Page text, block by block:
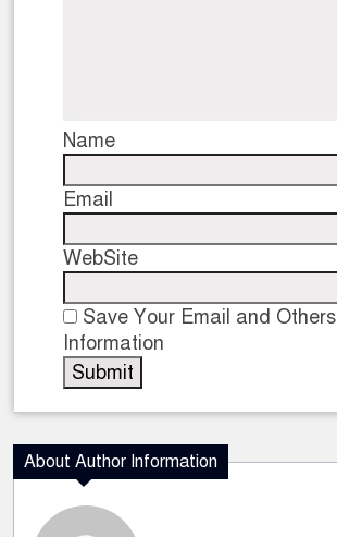
Name
Email
WebSite
Save Your Email and Others
Information
About Author Information